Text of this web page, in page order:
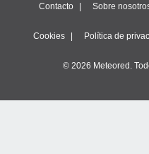
Contacto Sobre
Cookies Política de
© 2026 Meteored.